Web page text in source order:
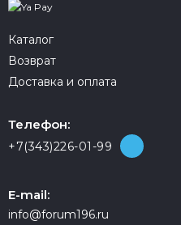
Каталог
Возврат
Доставка и оплата
Телефон:
+7(343)226-01-99
E-mail:
info@forum196.ru